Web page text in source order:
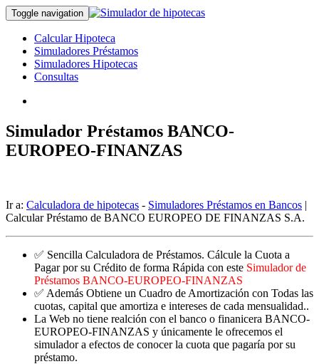
Toggle navigation
Calcular Hipoteca
Simuladores Préstamos
Simuladores Hipotecas
Consultas
Simulador Préstamos BANCO-
EUROPEO-FINANZAS
Ir a: Calculadora de hipotecas - Simuladores Préstamos en Bancos |
Calcular Préstamo de BANCO EUROPEO DE FINANZAS S.A.
✅ Sencilla Calculadora de Préstamos. Cálcule la Cuota a
Pagar por su Crédito de forma Rápida con este Simulador de
Préstamos BANCO-EUROPEO-FINANZAS
✅ Además Obtiene un Cuadro de Amortización con Todas las
cuotas, capital que amortiza e intereses de cada mensualidad..
La Web no tiene realción con el banco o finanicera BANCO-
EUROPEO-FINANZAS y únicamente le ofrecemos el
simulador a efectos de conocer la cuota que pagaría por su
préstamo.